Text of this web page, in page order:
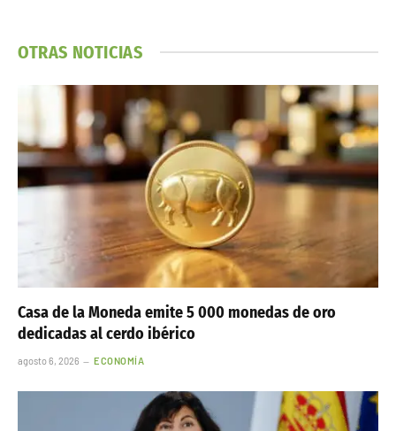
OTRAS NOTICIAS
Casa de la Moneda emite 5 000 monedas de oro
dedicadas al cerdo ibérico
agosto 6, 2026 ECONOMÍA